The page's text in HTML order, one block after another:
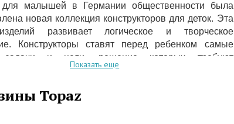
для малышей в Германии общественности была
новая коллекция конструкторов для деток. Эта
развивает логическое и творческое
Конструкторы ставят перед ребенком самые
задачи и цели, решение которых требуют
и самостоятельности. Ассортимент
в частности Комиссариатом, Полицейским пунктом,
Показать еще
Topaz